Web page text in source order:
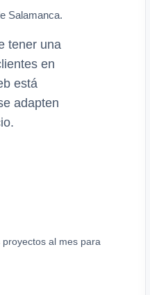
Salamanca.
tener una
en
está
adapten
al mes para